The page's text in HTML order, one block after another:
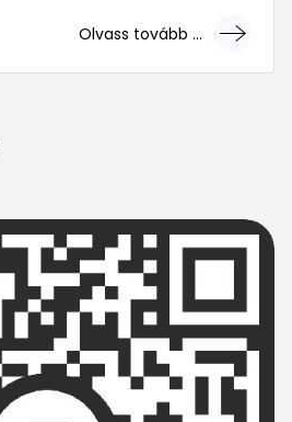
Olvass tovább ...
... mert megéri!